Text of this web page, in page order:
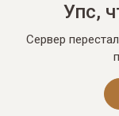
Упс,
Сервер